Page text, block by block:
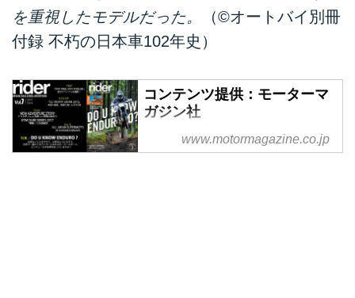
を重視したモデルだった。
（©オートバイ別冊
付録 不朽の日本車102年史）
コンテンツ提供：モーターマ
ガジン社
掲載元：オートバイ 不朽の日本
車102年史
www.motormagazine.co.jp